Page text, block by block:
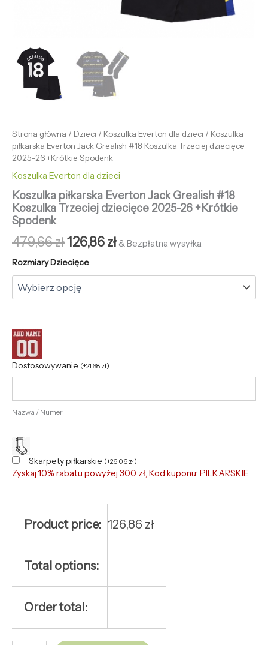
Strona główna / Dzieci / Koszulka Everton dla dzieci / Koszulka
piłkarska Everton Jack Grealish #18 Koszulka Trzeciej dziecięce
2025-26 +Krótkie Spodenk
Koszulka Everton dla dzieci
Koszulka piłkarska Everton Jack Grealish #18
Koszulka Trzeciej dziecięce 2025-26 +Krótkie
Spodenk
479,66zł126,86zł & Bezpłatna wysyłka
Rozmiary Dziecięce
Dostosowywanie (+21,68 zł)
Nazwa / Numer
Skarpety piłkarskie (+26,06 zł)
Zyskaj 10% rabatu powyżej 300 zł, Kod kuponu: PILKARSKIE
Product price: 126,86 zł
Total options:
Order total: